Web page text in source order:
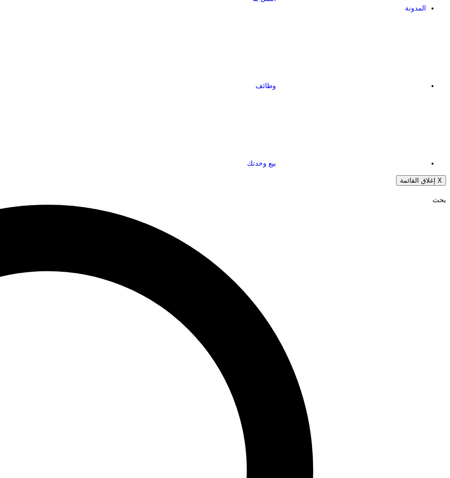
المدونة
وظائف
بيع وحدتك
X إغلاق القائمة
بحث